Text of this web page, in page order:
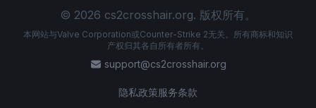
© 2026 cs2crosshair.org. 版权所有。
本网站与Valve Corporation或Counter-Strike 2无关。所有商标和知识
产权归其各自所有者所有。
support@cs2crosshair.org
隐私政策服务条款